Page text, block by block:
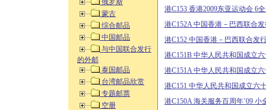
蒙古
综合邮品
中国邮品
与中国联合发行
的外邮
泰国邮品
台湾邮品欣赏
专题邮票
空册
港C153 香港2009东亚运动会 6
港C152A 中国香港－巴西联合
港C152 中国香港－巴西联合发
港C151B 中华人民共和国成立
港C151A 中华人民共和国成立
港C151 中华人民共和国成立六
港C150A 海关服务百周年’09 小